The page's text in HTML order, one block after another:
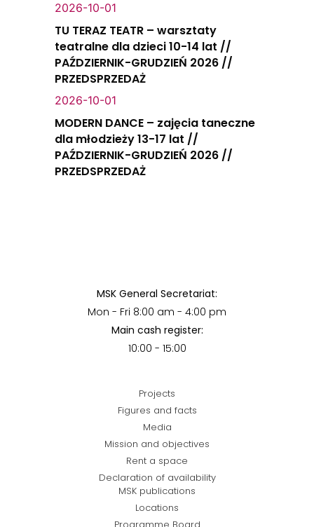
2026-10-01
TU TERAZ TEATR – warsztaty
teatralne dla dzieci 10-14 lat //
PAŹDZIERNIK-GRUDZIEŃ 2026 //
PRZEDSPRZEDAŻ
2026-10-01
MODERN DANCE – zajęcia taneczne
dla młodzieży 13-17 lat //
PAŹDZIERNIK-GRUDZIEŃ 2026 //
PRZEDSPRZEDAŻ
MSK General Secretariat:
Mon - Fri 8:00 am - 4:00 pm
Main cash register:
10:00 - 15:00
Projects
Figures and facts
Media
Mission and objectives
Rent a space
Declaration of availability
MSK publications
Locations